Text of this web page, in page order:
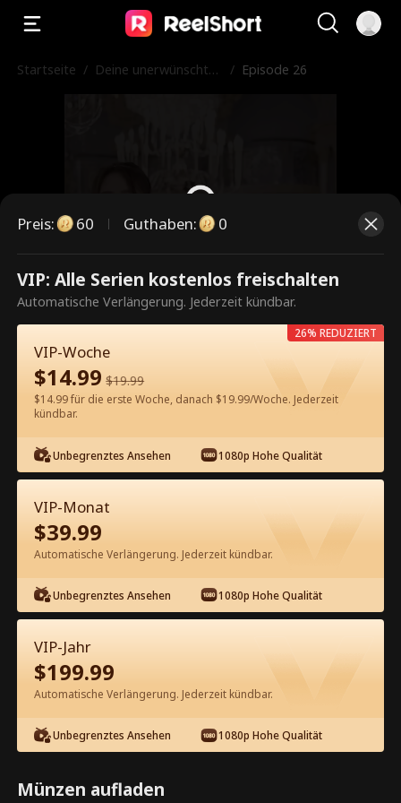
Startseite / Deine unerwünschte
/ Episode 26
Dies ist eine kostenpflichtige
Episode. Bitte entsperren, um
60 Jetzt entsperren
Kostenlos in der App ansehen
Episode 26 - Deine unerwünschte
Mutter ist mein Schatz Kompletter
Film
1-50 51-69
26 27 28 29 30
Preis: 60 Guthaben: 0
VIP: Alle Serien kostenlos freischalten
Automatische Verlängerung. Jederzeit kündbar.
VIP-Woche
$14.99 $19.99
$14.99 für die erste Woche, danach $19.99/Woche. Jederzeit
kündbar.
Unbegrenztes Ansehen 1080p Hohe Qualität
26% REDUZIERT
VIP-Monat
$39.99
Automatische Verlängerung. Jederzeit kündbar.
Unbegrenztes Ansehen 1080p Hohe Qualität
VIP-Jahr
$199.99
Automatische Verlängerung. Jederzeit kündbar.
Unbegrenztes Ansehen 1080p Hohe Qualität
Münzen aufladen